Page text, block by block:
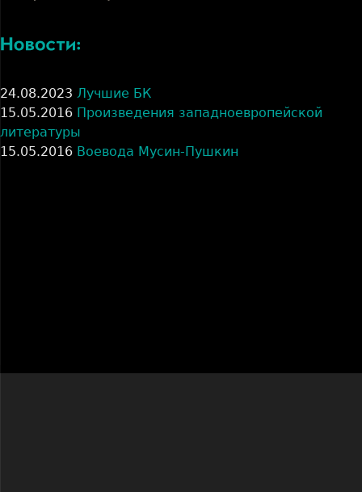
24.08.2023 Лучшие БК
15.05.2016 Произведения западноевропейской
литературы
15.05.2016 Воевода Мусин-Пушкин